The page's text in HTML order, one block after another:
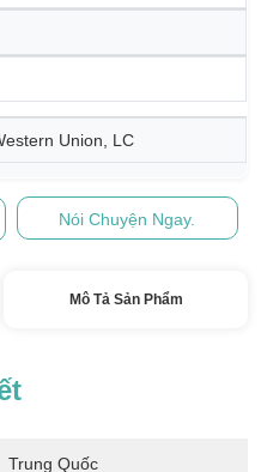
Union, LC
Nói Chuyện Ngay.
Mô Tả Sản Phẩm
Trung Quốc